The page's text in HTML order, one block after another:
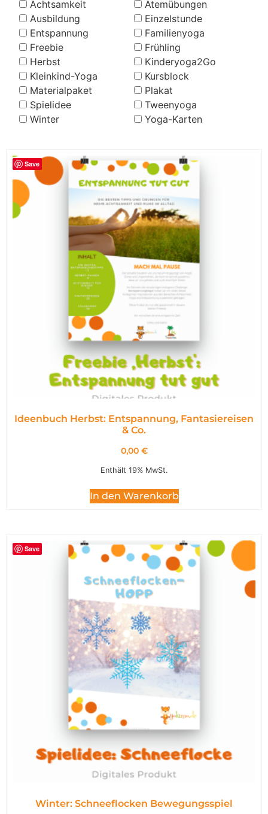
Achtsamkeit
Atemübungen
Ausbildung
Einzelstunde
Entspannung
Familienyoga
Freebie
Frühling
Herbst
Kinderyoga2Go
Kleinkind-Yoga
Kursblock
Materialpaket
Plakat
Spielidee
Tweenyoga
Winter
Yoga-Karten
Save
Ideenbuch Herbst: Entspannung, Fantasiereisen
& Co.
0,00 €
Enthält 19% MwSt.
In den Warenkorb
Save
Winter: Schneeflocken Bewegungsspiel